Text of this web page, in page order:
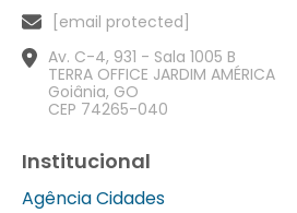
[email protected]
Av. C-4, 931 - Sala 1005 B
TERRA OFFICE JARDIM AMÉRICA
Goiânia, GO
CEP 74265-040
Institucional
Agência Cidades